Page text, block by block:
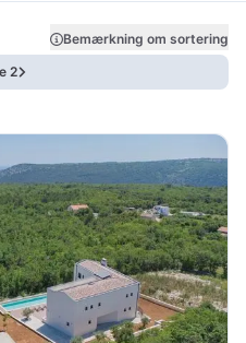
Bemærkning om sortering
2